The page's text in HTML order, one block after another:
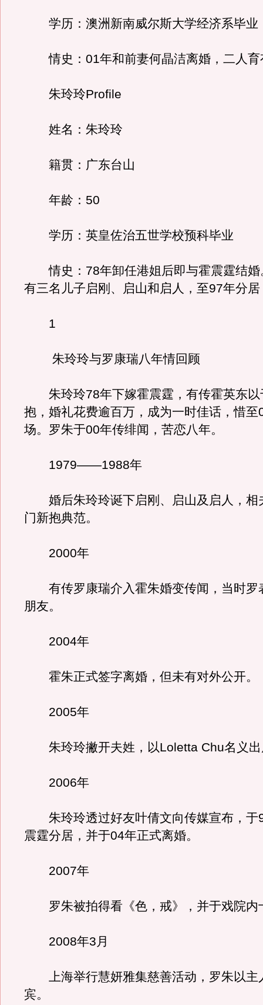
学历：澳洲新南威尔斯大学经济系毕业
情史：01年和前妻何晶洁离婚，二人育
朱玲玲Profile
姓名：朱玲玲
籍贯：广东台山
年龄：50
学历：英皇佐治五世学校预科毕业
情史：78年卸任港姐后即与霍震霆结婚
有三名儿子启刚、启山和启人，至97年分
1
朱玲玲与罗康瑞八年情回顾
朱玲玲78年下嫁霍震霆，有传霍英东以
抱，婚礼花费逾百万，成为一时佳话，惜至
场。罗朱于00年传绯闻，苦恋八年。
1979——1988年
婚后朱玲玲诞下启刚、启山及启人，相
门新抱典范。
2000年
有传罗康瑞介入霍朱婚变传闻，当时罗
朋友。
2004年
霍朱正式签字离婚，但未有对外公开。
2005年
朱玲玲撇开夫姓，以Loletta Chu名义出
2006年
朱玲玲透过好友叶倩文向传媒宣布，于
震霆分居，并于04年正式离婚。
2007年
罗朱被拍得看《色，戒》，并于戏院内
2008年3月
上海举行慧妍雅集慈善活动，罗朱以主
宾。